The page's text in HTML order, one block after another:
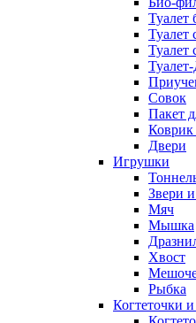
Туалет
Туалет
Туалет
Совок
Пакет
Коврик
Двери
Игрушки
Звери
Мяч
Мышка
Хвост
Рыбка
Когтеточки